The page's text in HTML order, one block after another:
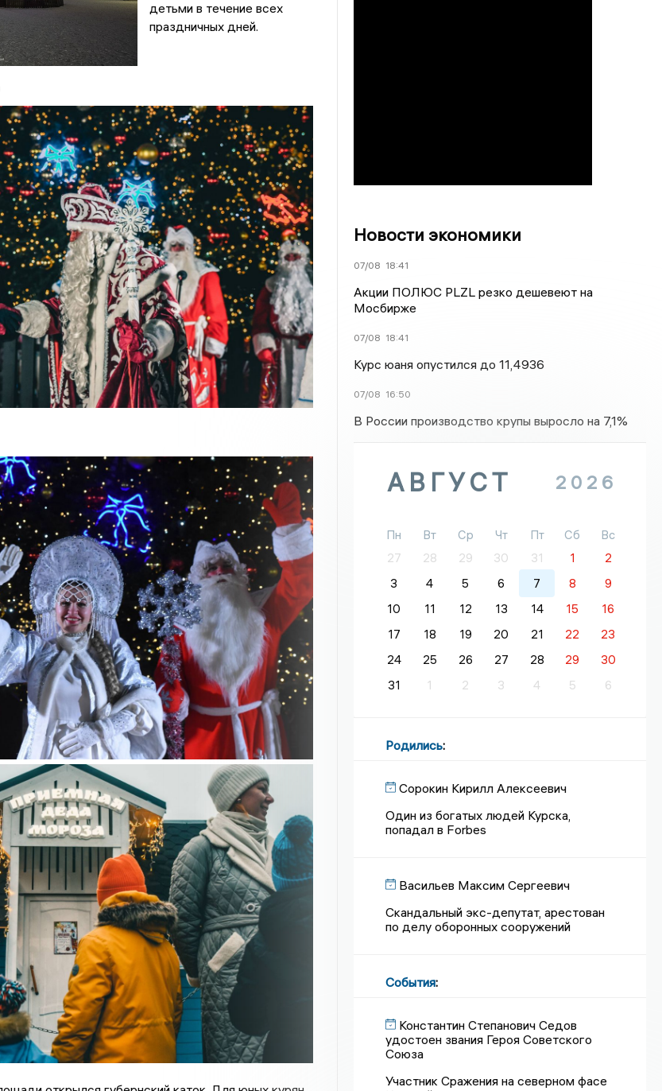
детьми в течение всех
праздничных дней.
Новости экономики
07/08 18:41
Акции ПОЛЮС PLZL резко дешевеют на
Мосбирже
07/08 18:41
Курс юаня опустился до 11,4936
07/08 16:50
В России производство крупы выросло на 7,1%
АВГУСТ 2026
Пн Вт Ср Чт Пт Сб
Вс
27
28 29 30 31 1
2
3
4 5 6 7 8
9
10
11 12 13 14 15
16
17
18 19 20 21 22
23
24
25 26 27 28 29
30
31
1 2 3 4 5 6
Родились:
Сорокин Кирилл Алексеевич
Один из богатых людей Курска,
попадал в Forbes
Васильев Максим Сергеевич
Скандальный экс-депутат, арестован
по делу оборонных сооружений
События:
Константин Степанович Седов
удостоен звания Героя Советского
Союза
Участник Сражения на северном фасе